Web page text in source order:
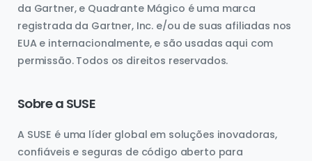
da Gartner, e Quadrante Mágico é uma marca
registrada da Gartner, Inc. e/ou de suas afiliadas nos
EUA e internacionalmente, e são usadas aqui com
permissão. Todos os direitos reservados.
Sobre a SUSE
A SUSE é uma líder global em soluções inovadoras,
confiáveis e seguras de código aberto para